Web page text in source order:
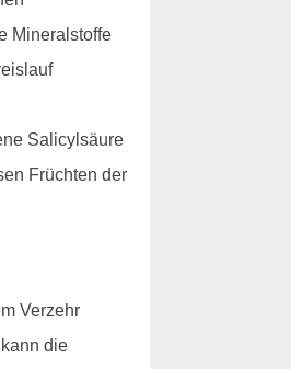
Mineralstoffe
Salicylsäure
Früchten der
Verzehr
die